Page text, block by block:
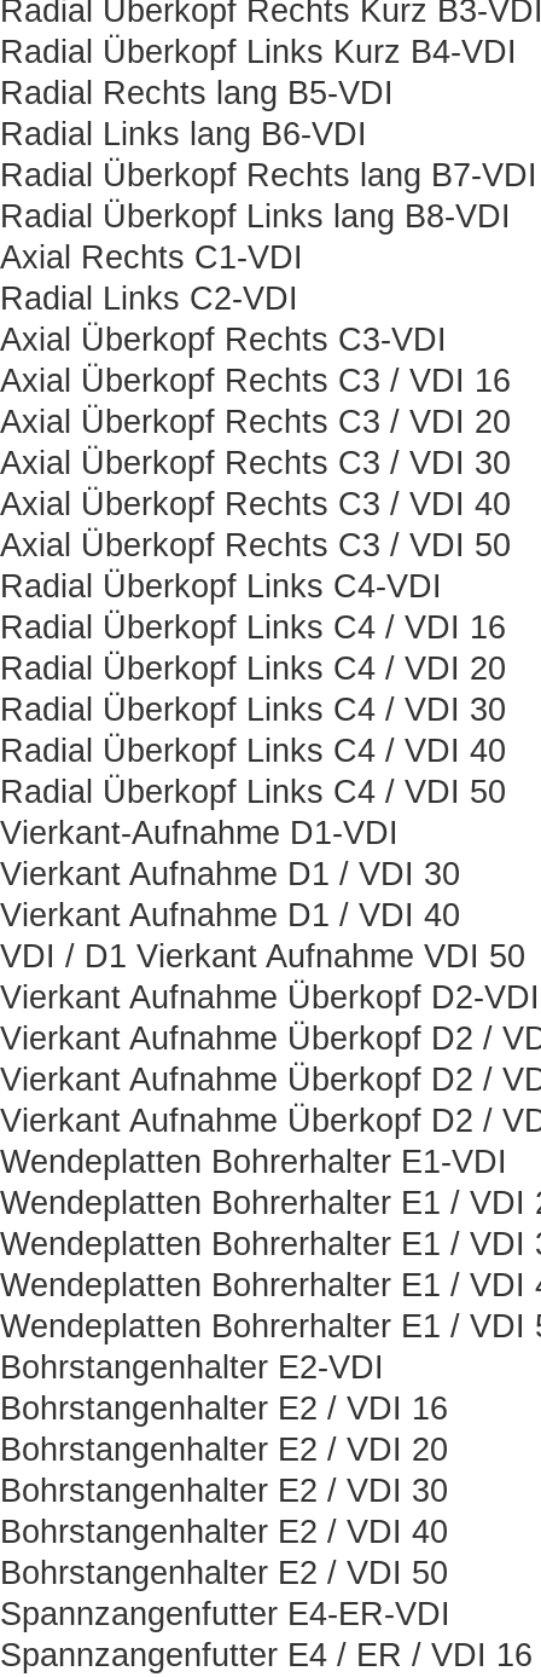
Radial Überkopf Rechts Kurz B3-
Radial Überkopf Links Kurz B4-VDI
Radial Rechts lang B5-VDI
Radial Links lang B6-VDI
Radial Überkopf Rechts lang B7-VDI
Radial Überkopf Links lang B8-VDI
Axial Rechts C1-VDI
Radial Links C2-VDI
Axial Überkopf Rechts C3-VDI
Axial Überkopf Rechts C3 / VDI 16
Axial Überkopf Rechts C3 / VDI 20
Axial Überkopf Rechts C3 / VDI 30
Axial Überkopf Rechts C3 / VDI 40
Axial Überkopf Rechts C3 / VDI 50
Radial Überkopf Links C4-VDI
Radial Überkopf Links C4 / VDI 16
Radial Überkopf Links C4 / VDI 20
Radial Überkopf Links C4 / VDI 30
Radial Überkopf Links C4 / VDI 40
Radial Überkopf Links C4 / VDI 50
Vierkant-Aufnahme D1-VDI
Vierkant Aufnahme D1 / VDI 30
Vierkant Aufnahme D1 / VDI 40
VDI / D1 Vierkant Aufnahme VDI 50
Vierkant Aufnahme Überkopf D2-VDI
Vierkant Aufnahme Überkopf D2 /
Vierkant Aufnahme Überkopf D2 /
Vierkant Aufnahme Überkopf D2 /
Wendeplatten Bohrerhalter E1-VDI
Wendeplatten Bohrerhalter E1 / VDI
Wendeplatten Bohrerhalter E1 / VDI
Wendeplatten Bohrerhalter E1 / VDI
Wendeplatten Bohrerhalter E1 / VDI
Bohrstangenhalter E2-VDI
Bohrstangenhalter E2 / VDI 16
Bohrstangenhalter E2 / VDI 20
Bohrstangenhalter E2 / VDI 30
Bohrstangenhalter E2 / VDI 40
Bohrstangenhalter E2 / VDI 50
Spannzangenfutter E4-ER-VDI
Spannzangenfutter E4 / ER / VDI 16